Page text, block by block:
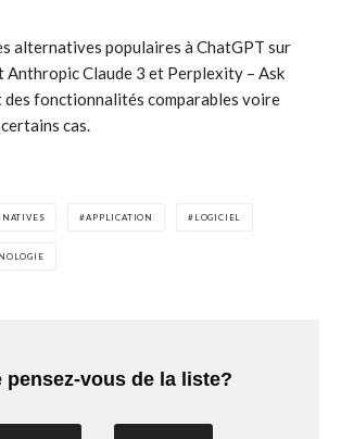
alternatives populaires à ChatGPT sur
Anthropic Claude 3 et Perplexity – Ask
fonctionnalités comparables voire
cas.
APPLICATION LOGICIEL
pensez-vous de la liste?